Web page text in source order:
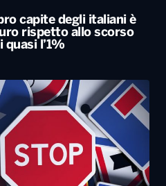
capite degli italiani è
rispetto allo scorso
quasi l’1%